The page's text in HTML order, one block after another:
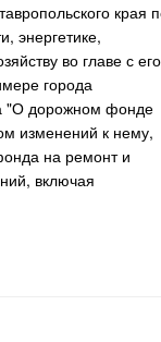
края
энергетике,
во главе с его
города
"О дорожном фонде
изменений к нему,
на ремонт и
включая